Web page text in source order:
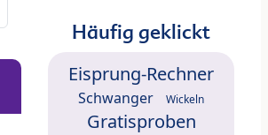
Häufig geklickt
Eisprung-Rechner
Schwanger Wickeln
Gratisproben